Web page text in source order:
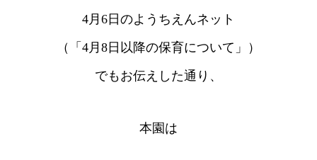
4月6日のようちえんネット
（「4月8日以降の保育について」）
でもお伝えした通り、
本園は